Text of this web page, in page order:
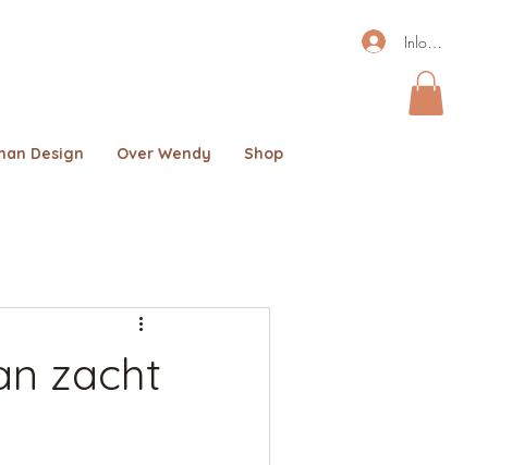
Inloggen
Design Over Wendy Shop
zacht